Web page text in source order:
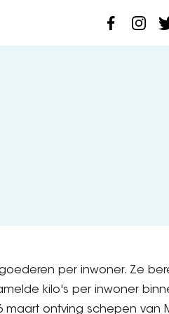
per inwoner. Ze
kilo's per inwoner
maart ontving schepen van